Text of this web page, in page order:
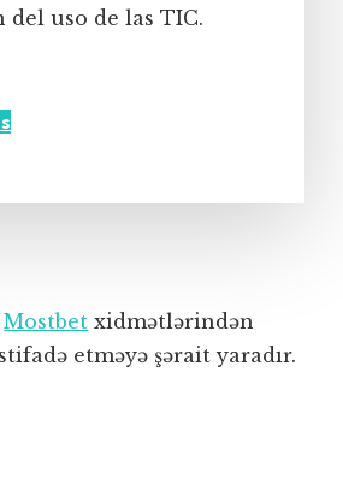
del uso de las TIC.
Mostbet xidmətlərindən
etməyə şərait yaradır.